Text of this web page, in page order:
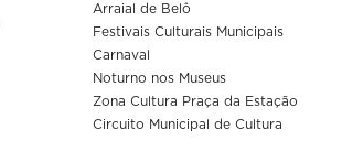
Arraial de Belô
Festivais Culturais Municipais
Carnaval
Noturno nos Museus
Zona Cultura Praça da Estação
Circuito Municipal de Cultura